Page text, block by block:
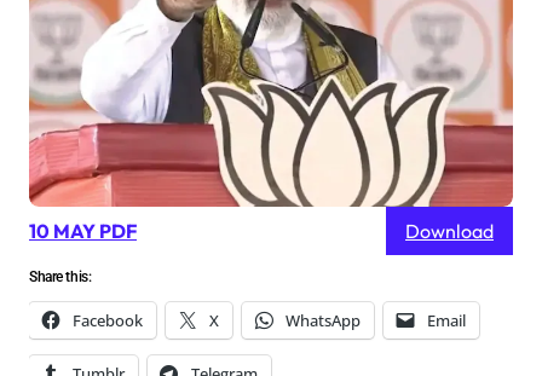
10 MAY PDF Download
Share this:
Facebook X WhatsApp Email